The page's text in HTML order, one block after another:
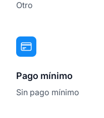
Otro
Pago mínimo
Sin pago mínimo